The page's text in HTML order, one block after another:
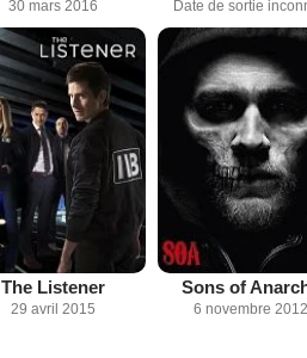
30 mars 2016 Date de sortie
The Listener
29 avril 2015
Sons of
6 novembre 2012